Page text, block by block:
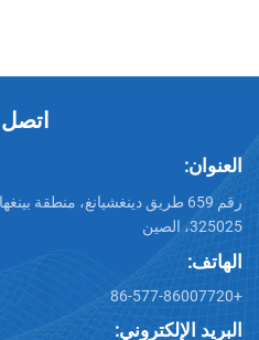
اتصل
العنوان:
رقم 659 طريق دينغشيانغ، منطقة
325025، الصين
الهاتف:
+86-577-86007720
البريد الإلكتروني: